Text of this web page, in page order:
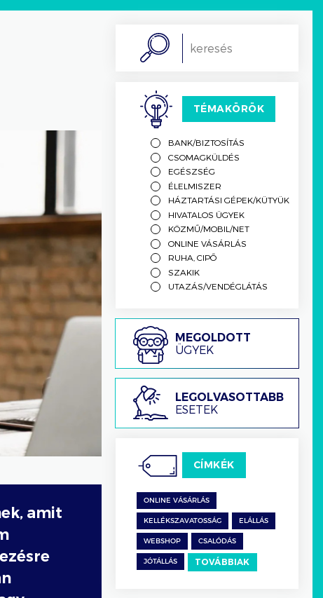
amit
Search
TÉMAKÖRÖK
BANK/BIZTOSÍTÁS
CSOMAGKÜLDÉS
EGÉSZSÉG
ÉLELMISZER
HÁZTARTÁSI GÉPEK/KÜTYÜK
HIVATALOS ÜGYEK
KÖZMŰ/MOBIL/NET
ONLINE VÁSÁRLÁS
RUHA, CIPŐ
SZAKIK
UTAZÁS/VENDÉGLÁTÁS
Megoldott
ügyek
MEGOLDOTT
ÜGYEK
Legolvasottabb
esetek
LEGOLVASOTTABB
ESETEK
CÍMKÉK
ONLINE VÁSÁRLÁS
KELLÉKSZAVATOSSÁG ELÁLLÁS
WEBSHOP CSALÓDÁS
JÓTÁLLÁS TOVÁBBIAK